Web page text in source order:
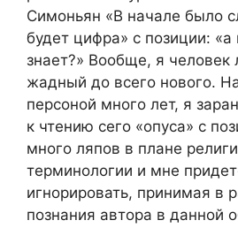
Симоньян «В начале было
будет цифра» с позиции: «а
знает?» Вообще, я человек
жадный до всего нового.
персоной много лет, я
к чтению сего «опуса» с
много ляпов в плане
терминологии и мне
игнорировать, принимая в
познания автора в данной